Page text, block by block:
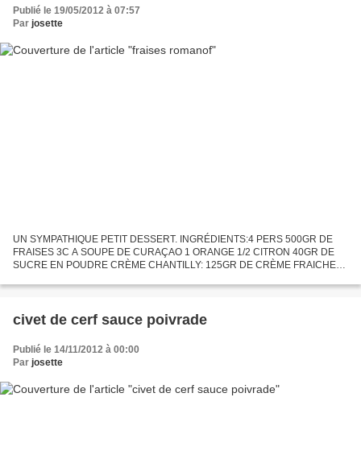
Publié le 19/05/2012 à 07:57
Par josette
UN SYMPATHIQUE PETIT DESSERT. INGRÉDIENTS:4 PERS 500GR DE
FRAISES 3C A SOUPE DE CURAÇAO 1 ORANGE 1/2 CITRON 40GR DE
SUCRE EN POUDRE CRÈME CHANTILLY: 125GR DE CRÈME FRAICHE
POUR MOI FAITE AU SIPHON...
civet de cerf sauce poivrade
Publié le 14/11/2012 à 00:00
Par josette